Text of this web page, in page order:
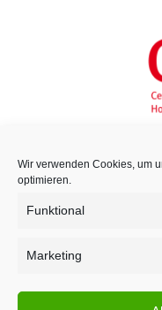
Wir verwenden Cookies, um
optimieren.
Funktional
Marketing